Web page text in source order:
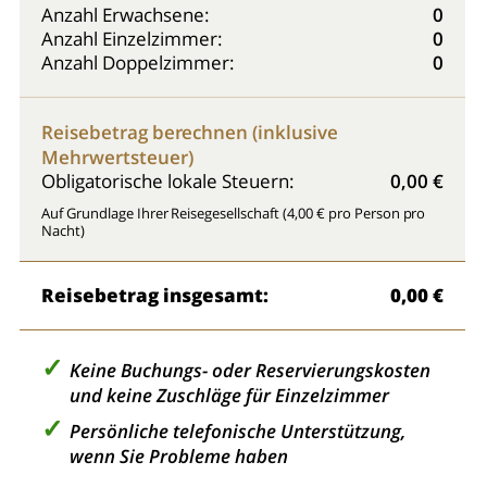
Anzahl Erwachsene:
0
Anzahl Einzelzimmer:
0
Anzahl Doppelzimmer:
0
Reisebetrag berechnen (inklusive
Mehrwertsteuer)
Obligatorische lokale Steuern:
0,00 €
Auf Grundlage Ihrer Reisegesellschaft (4,00 € pro Person pro
Nacht)
Reisebetrag insgesamt: 0,00 €
Keine Buchungs- oder Reservierungskosten
und keine Zuschläge für Einzelzimmer
Persönliche telefonische Unterstützung,
wenn Sie Probleme haben